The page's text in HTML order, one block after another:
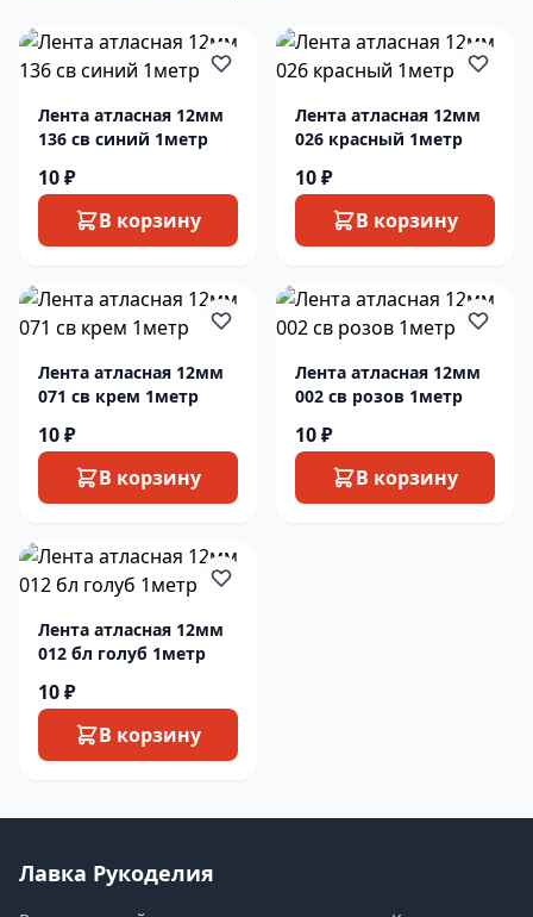
Лента атласная 12мм
136 св синий 1метр
10 ₽
В корзину
Лента атласная 12мм
026 красный 1метр
10 ₽
В корзину
Лента атласная 12мм
071 св крем 1метр
10 ₽
В корзину
Лента атласная 12мм
002 св розов 1метр
10 ₽
В корзину
Лента атласная 12мм
012 бл голуб 1метр
10 ₽
В корзину
Лавка Рукоделия